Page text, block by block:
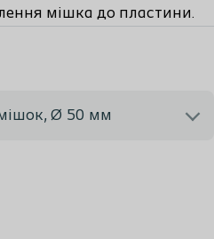
мішка до пластини.
Ø 50 мм
50 мм